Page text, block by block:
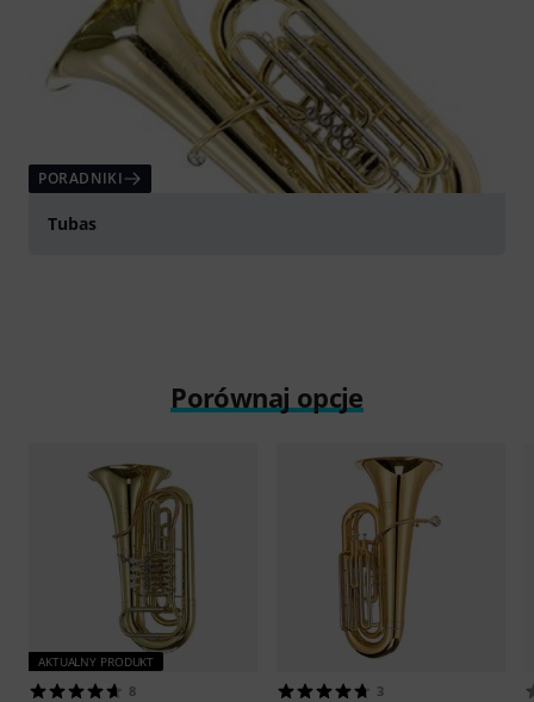
PORADNIKI
Tubas
Porównaj opcje
AKTUALNY PRODUKT
8 3